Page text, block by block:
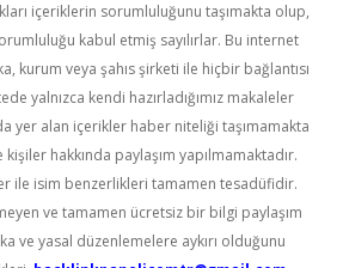
içeriklerin sorumluluğunu taşımakta olup,
kabul etmiş sayılırlar. Bu internet
kurum veya şahıs şirketi ile hiçbir bağlantısı
yalnızca kendi hazırladığımız makaleler
yer alan içerikler haber niteliği taşımamakta
hakkında paylaşım yapılmamaktadır.
ile isim benzerlikleri tamamen tesadüfidir.
ve tamamen ücretsiz bir bilgi paylaşım
ve yasal düzenlemelere aykırı olduğunu